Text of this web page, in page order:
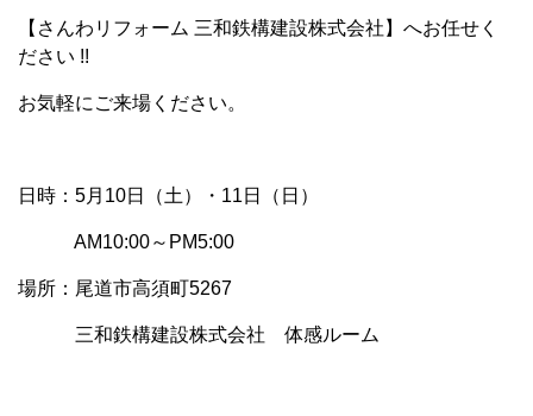
【さんわリフォーム 三和鉄構建設株式会社】へお任せく
ださい !!
お気軽にご来場ください。
日時：5月10日（土）・11日（日）
AM10:00～PM5:00
場所：尾道市高須町5267
三和鉄構建設株式会社 体感ルーム